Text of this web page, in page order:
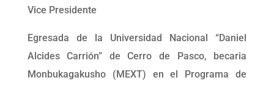
Vice Presidente
Egresada de la Universidad Nacional “Daniel
Alcides Carrión” de Cerro de Pasco, becaria
Monbukagakusho (MEXT) en el Programa de